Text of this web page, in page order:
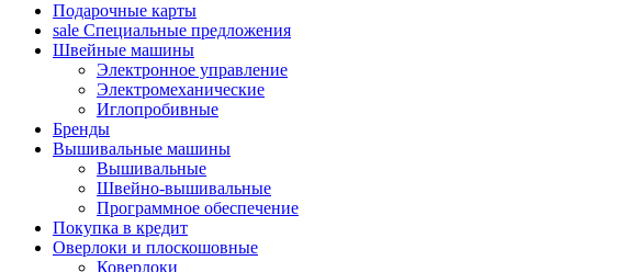
Подарочные карты
sale Специальные предложения
Швейные машины
Электронное управление
Электромеханические
Иглопробивные
Бренды
Вышивальные машины
Вышивальные
Швейно-вышивальные
Программное обеспечение
Покупка в кредит
Оверлоки и плоскошовные
Коверлоки